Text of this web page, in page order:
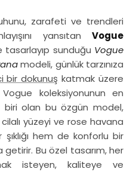
zarafeti ve trendleri
yansıtan Vogue
tasarlayıp sunduğu Vogue
modeli, günlük tarzınıza
bir dokunuş katmak üzere
koleksiyonunun en
biri olan bu özgün model,
yüzeyi ve rose havana
hem de konforlu bir
getirir. Bu özel tasarım, her
isteyen, kaliteye ve